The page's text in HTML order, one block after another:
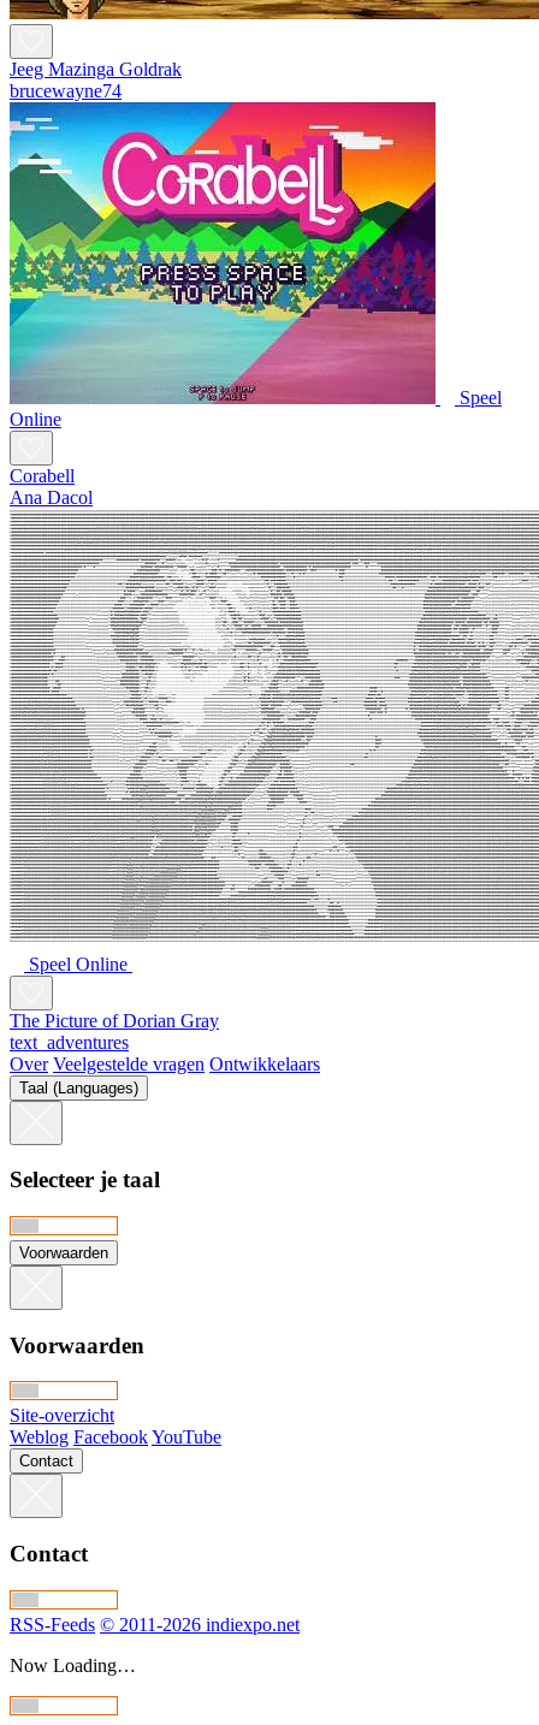
Jeeg Mazinga Goldrak
brucewayne74
Speel
Online
Corabell
Ana Dacol
Speel Online
The Picture of Dorian Gray
text_adventures
Over Veelgestelde vragen Ontwikkelaars
Taal (Languages)
Selecteer je taal
Voorwaarden
Voorwaarden
Site-overzicht
Weblog FacebookYouTube
Contact
Contact
RSS-Feeds © 2011-2026 indiexpo.net
Now Loading…